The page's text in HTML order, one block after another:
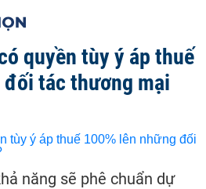
quyền tùy ý áp thuế
đối tác thương mại
năng sẽ phê chuẩn dự